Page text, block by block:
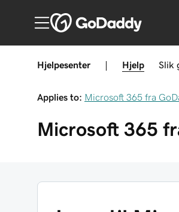
Hjelpesenter Hjelp Slik
Applies to: Microsoft 365 fra
Microsoft 365